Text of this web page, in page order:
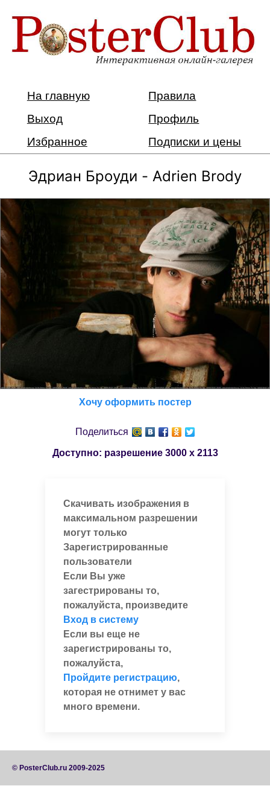
На главную
Правила
Выход
Профиль
Избранное
Подписки и цены
Эдриан Броуди - Adrien Brody
Хочу оформить постер
Поделиться
Доступно: разрешение 3000 x 2113
Скачивать изображения в
максимальном разрешении
могут только
Зарегистрированные
пользователи
Если Вы уже
загестрированы то,
пожалуйста, произведите
Вход в систему
Если вы еще не
зарегистрированы то,
пожалуйста,
Пройдите регистрацию,
которая не отнимет у вас
много времени.
© PosterClub.ru 2009-2025